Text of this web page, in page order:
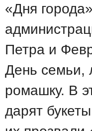
«Дня
Петра и
День семьи,
ромашку. В
дарят